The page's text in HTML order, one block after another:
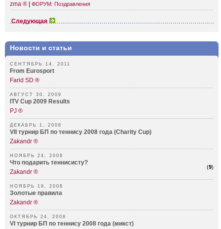
zma ® ФОРУМ: Поздравления
Следующая
Новости и статьи
СЕНТЯБРЬ 14, 2011
From Eurosport
Farid SD ®
АВГУСТ 30, 2009
ITV Cup 2009 Results
PJ ®
ДЕКАБРЬ 1, 2008
VII турнир БП по теннису 2008 года (Charity Cup)
Zakandr ®
НОЯБРЬ 24, 2008
(9)
Что подарить теннисисту?
Zakandr ®
НОЯБРЬ 19, 2008
Золотые правила
Zakandr ®
ОКТЯБРЬ 24, 2008
VI турнир БП по теннису 2008 года (микст)